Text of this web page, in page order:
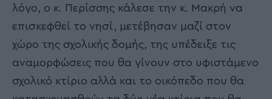
λόγο, ο κ. Περίσσης κάλεσε την κ. Μακρή να
επισκεφθεί το νησί, μετέβησαν μαζί στον
χώρο της σχολικής δομής, της υπέδειξε τις
αναμορφώσεις που θα γίνουν στο υφιστάμενο
σχολικό κτίριο αλλά και το οικόπεδο που θα